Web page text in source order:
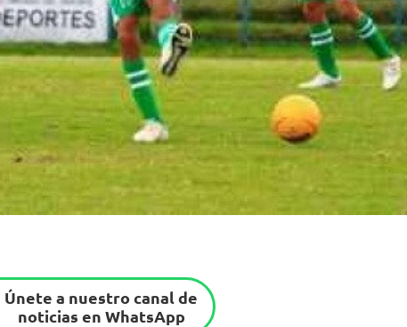
Únete a nuestro canal de
noticias en WhatsApp